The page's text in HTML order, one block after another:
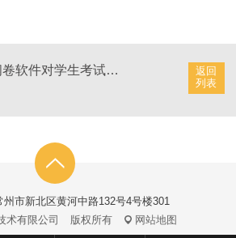
返回
列表
大学网络阅卷软件对学生考试成绩的影响分析
州市新北区黄河中路132号4号楼301
术有限公司
版权所有 网站地图